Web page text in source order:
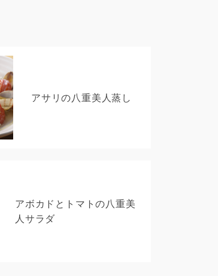
アサリの八重美人蒸し
アボカドとトマトの八重美
人サラダ